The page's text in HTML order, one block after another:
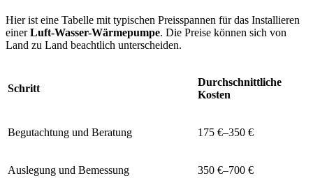
Hier ist eine Tabelle mit typischen Preisspannen für das Installieren
einerLuft-Wasser-Wärmepumpe. Die Preise können sich von
Land zu Land beachtlich unterscheiden.
Schritt
Durchschnittliche
Kosten
Begutachtung und Beratung 175 €–350 €
Auslegung und Bemessung 350 €–700 €